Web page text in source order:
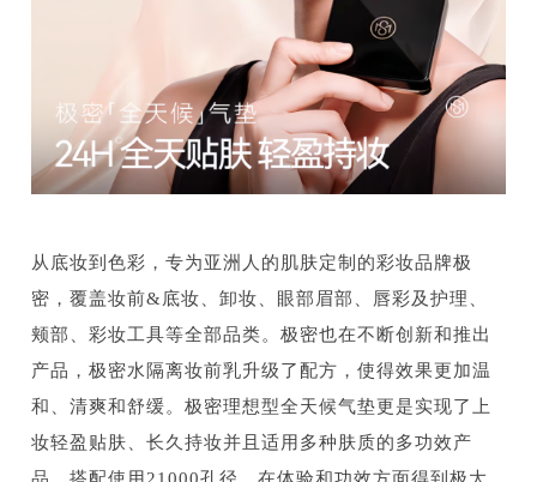
从底妆到色彩，专为亚洲人的肌肤定制的彩妆品牌极
密，覆盖妆前&底妆、卸妆、眼部眉部、唇彩及护理、
颊部、彩妆工具等全部品类。极密也在不断创新和推出
产品，极密水隔离妆前乳升级了配方，使得效果更加温
和、清爽和舒缓。极密理想型全天候气垫更是实现了上
妆轻盈贴肤、长久持妆并且适用多种肤质的多功效产
品，搭配使用21000孔径，在体验和功效方面得到极大